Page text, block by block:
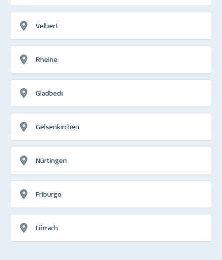
Velbert
Rheine
Gladbeck
Gelsenkirchen
Nürtingen
Friburgo
Lörrach